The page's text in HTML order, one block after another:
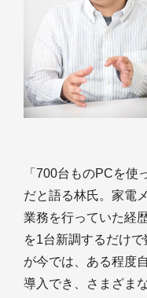
「700台ものPCを使
だと語る林氏。家電
業務を行っていた経
を1台新調するだけ
が今では、ある程度
導入でき、さまざま